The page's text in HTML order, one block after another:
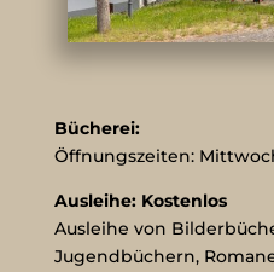
Bücherei:
Öffnungszeiten:
Ausleihe: Kostenlos
Ausleihe von
Jugendbüchern,